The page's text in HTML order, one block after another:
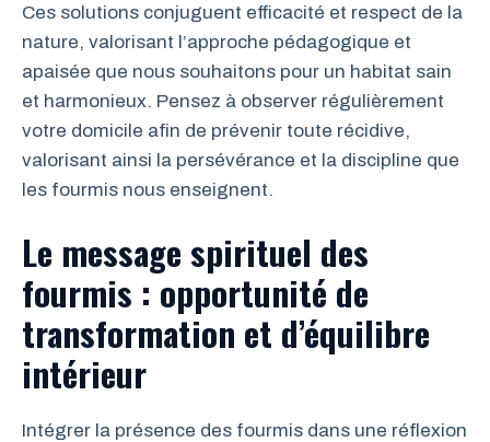
Ces solutions conjuguent efficacité et respect de la
nature, valorisant l’approche pédagogique et
apaisée que nous souhaitons pour un habitat sain
et harmonieux. Pensez à observer régulièrement
votre domicile afin de prévenir toute récidive,
valorisant ainsi la persévérance et la discipline que
les fourmis nous enseignent.
Le message spirituel des
fourmis : opportunité de
transformation et d’équilibre
intérieur
Intégrer la présence des fourmis dans une réflexion